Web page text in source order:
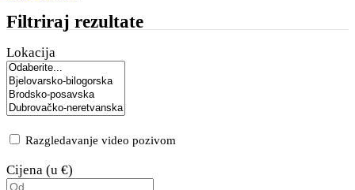
Filtriraj rezultate
Lokacija
Razgledavanje video pozivom
Cijena (u €)